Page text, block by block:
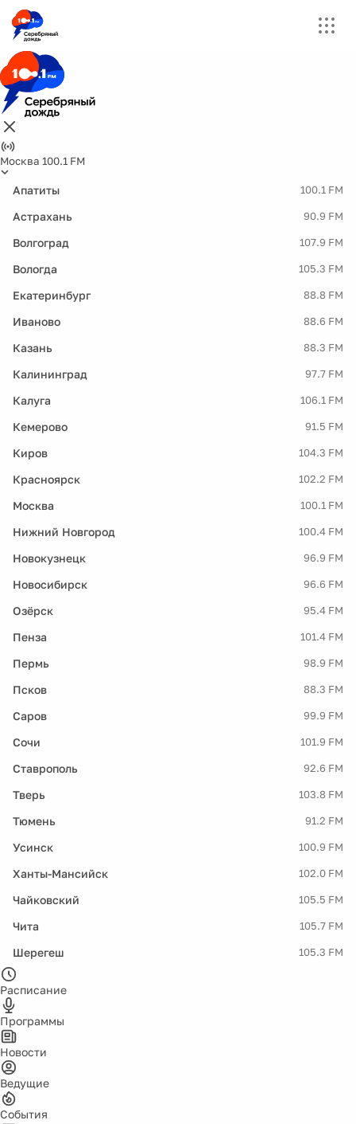
Москва 100.1 FM
Апатиты 100.1 FM
Астрахань 90.9 FM
Волгоград 107.9 FM
Вологда 105.3 FM
Екатеринбург 88.8 FM
Иваново 88.6 FM
Казань 88.3 FM
Калининград 97.7 FM
Калуга 106.1 FM
Кемерово 91.5 FM
Киров 104.3 FM
Красноярск 102.2 FM
Москва 100.1 FM
Нижний Новгород 100.4 FM
Новокузнецк 96.9 FM
Новосибирск 96.6 FM
Озёрск 95.4 FM
Пенза 101.4 FM
Пермь 98.9 FM
Псков 88.3 FM
Саров 99.9 FM
Сочи 101.9 FM
Ставрополь 92.6 FM
Тверь 103.8 FM
Тюмень 91.2 FM
Усинск 100.9 FM
Ханты-Мансийск 102.0 FM
Чайковский 105.5 FM
Чита 105.7 FM
Шерегеш 105.3 FM
Расписание
Программы
Новости
Ведущие
События